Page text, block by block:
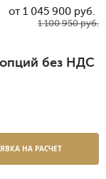
от 1 045 900 руб.
1 100 950 руб.
без НДС
НА РАСЧЕТ